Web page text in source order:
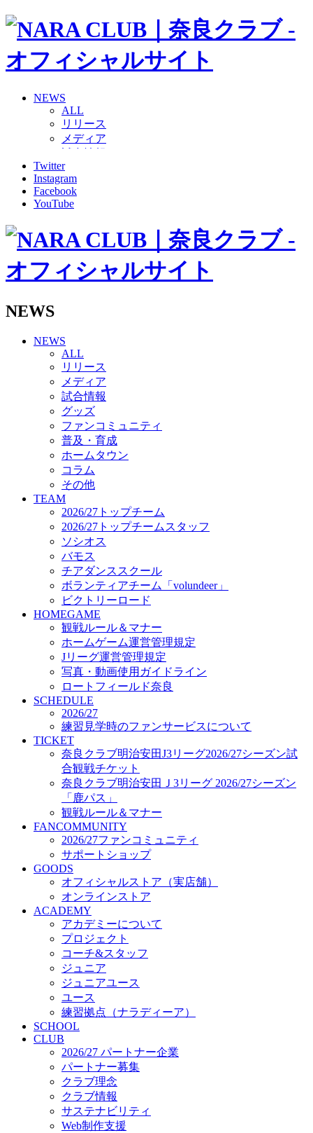
NEWS
ALL
リリース
メディア
グッズ
ファンコミュニティ
普及・育成
ホームタウン
その他
2026/27トップチーム
2026/27トップチームスタッフ
ボランティアチーム「volundeer」
ビクトリーロード
HOMEGAME
観戦ルール＆マナー
ホームゲーム運営管理規定
Jリーグ運営管理規定
写真・動画使用ガイドライン
ロートフィールド奈良
SCHEDULE
2026/27
練習見学時のファンサービスについて
TICKET
奈良クラブ明治安田J3リーグ2026/27シーズン試
合観戦チケット
奈良クラブ明治安田Ｊ3リーグ 2026/27シーズン
「鹿パス」
観戦ルール＆マナー
FANCOMMUNITY
2026/27ファンコミュニティ
サポートショップ
GOODS
オフィシャルストア（実店舗）
オンラインストア
ACADEMY
アカデミーについて
プロジェクト
コーチ&スタッフ
ジュニア
ジュニアユース
ユース
練習拠点（ナラディーア）
SCHOOL
2026/27 パートナー企業
パートナー募集
クラブ理念
クラブ情報
サステナビリティ
Web制作支援
応援プロジェクト
Twitter
Instagram
Facebook
YouTube
NEWS
NEWS
ALL
リリース
メディア
試合情報
グッズ
ファンコミュニティ
普及・育成
ホームタウン
コラム
その他
TEAM
2026/27トップチーム
2026/27トップチームスタッフ
ソシオス
バモス
チアダンススクール
ボランティアチーム「volundeer」
ビクトリーロード
HOMEGAME
観戦ルール＆マナー
ホームゲーム運営管理規定
Jリーグ運営管理規定
写真・動画使用ガイドライン
ロートフィールド奈良
SCHEDULE
2026/27
練習見学時のファンサービスについて
TICKET
奈良クラブ明治安田J3リーグ2026/27シーズン試
合観戦チケット
奈良クラブ明治安田Ｊ3リーグ 2026/27シーズン
「鹿パス」
観戦ルール＆マナー
FANCOMMUNITY
2026/27ファンコミュニティ
サポートショップ
GOODS
オフィシャルストア（実店舗）
オンラインストア
ACADEMY
アカデミーについて
プロジェクト
コーチ&スタッフ
ジュニア
ジュニアユース
ユース
練習拠点（ナラディーア）
SCHOOL
CLUB
2026/27 パートナー企業
パートナー募集
クラブ理念
クラブ情報
サステナビリティ
Web制作支援